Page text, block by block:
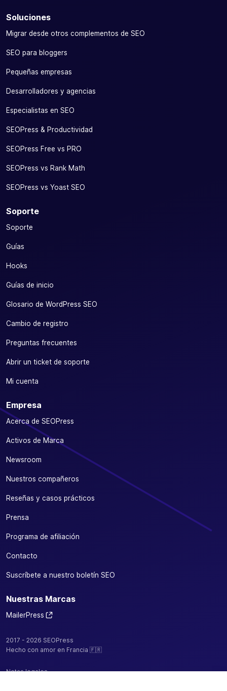
Soluciones
Migrar desde otros complementos de SEO
SEO para bloggers
Pequeñas empresas
Desarrolladores y agencias
Especialistas en SEO
SEOPress & Productividad
SEOPress Free vs PRO
SEOPress vs Rank Math
SEOPress vs Yoast SEO
Soporte
Soporte
Guías
Hooks
Guías de inicio
Glosario de WordPress SEO
Cambio de registro
Preguntas frecuentes
Abrir un ticket de soporte
Mi cuenta
Empresa
Acerca de SEOPress
Activos de Marca
Newsroom
Nuestros compañeros
Reseñas y casos prácticos
Prensa
Programa de afiliación
Contacto
Suscríbete a nuestro boletín SEO
Nuestras Marcas
MailerPress
2017 - 2026 SEOPress
Hecho con amor en Francia 🇫🇷
Notas legales